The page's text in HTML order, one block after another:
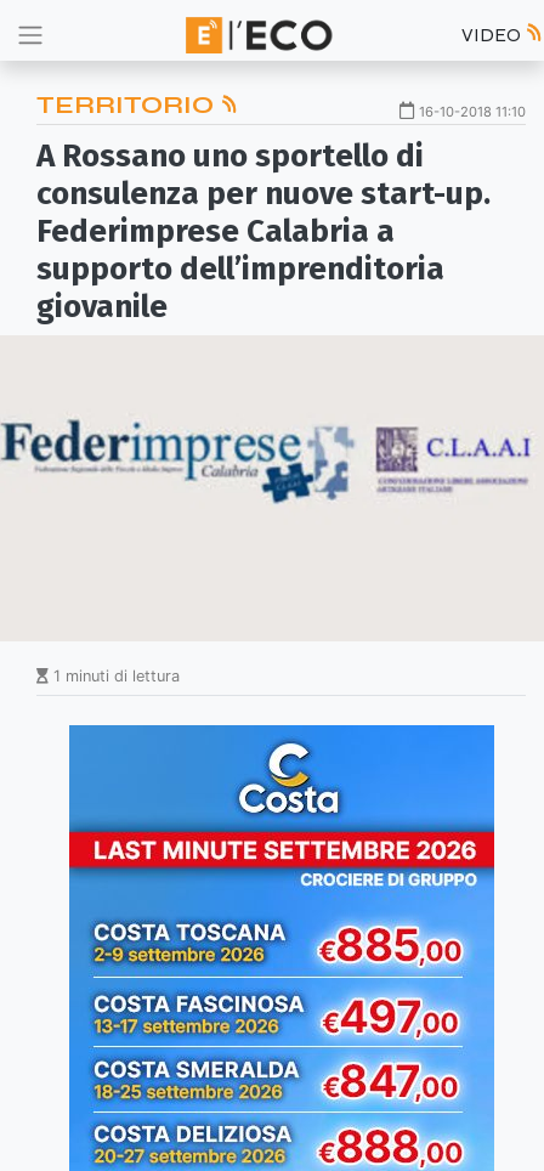
VIDEO
TERRITORIO 16-10-2018 11:10
A Rossano uno sportello di
consulenza per nuove start-up.
Federimprese Calabria a
supporto dell’imprenditoria
giovanile
1 minuti di lettura